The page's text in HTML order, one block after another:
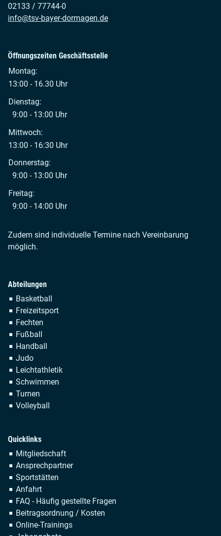
02133 / 77744-0
info@tsv-bayer-dormagen.de
Öffnungszeiten Geschäftsstelle
Montag:
13:00 - 16.30 Uhr
Dienstag:
9:00 - 13:00 Uhr
Mittwoch:
13:00 - 16:30 Uhr
Donnerstag:
9:00 - 13:00 Uhr
Freitag:
9:00 - 14:00 Uhr
Zudem sind individuelle Termine nach Vereinbarung
möglich.
Abteilungen
Navigation
überspringen
Basketball
Freizeitsport
Fechten
Fußball
Handball
Judo
Leichtathletik
Schwimmen
Turnen
Volleyball
Quicklinks
Navigation
überspringen
Mitgliedschaft
Ansprechpartner
Sportstätten
Anfahrt
FAQ - Häufig gestellte Fragen
Beitragsordnung / Kosten
Online-Trainings